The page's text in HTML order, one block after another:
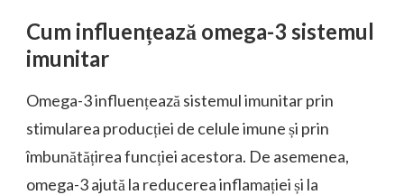
Cum influențează omega-3 sistemul
imunitar
Omega-3 influențează sistemul imunitar prin
stimularea producției de celule imune și prin
îmbunătățirea funcției acestora. De asemenea,
omega-3 ajută la reducerea inflamației și la